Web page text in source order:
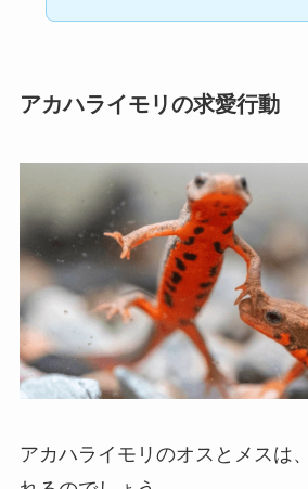
アカハライモリの求愛行動
アカハライモリのオスとメスは